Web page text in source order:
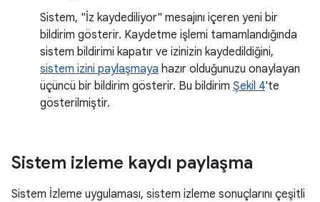
Sistem, "İz kaydediliyor" mesajını içeren yeni bir
bildirim gösterir. Kaydetme işlemi tamamlandığında
sistem bildirimi kapatır ve izinizin kaydedildiğini,
sistem izini paylaşmaya hazır olduğunuzu onaylayan
üçüncü bir bildirim gösterir. Bu bildirim Şekil 4'te
gösterilmiştir.
Sistem izleme kaydı paylaşma
Sistem İzleme uygulaması, sistem izleme sonuçlarını çeşitli